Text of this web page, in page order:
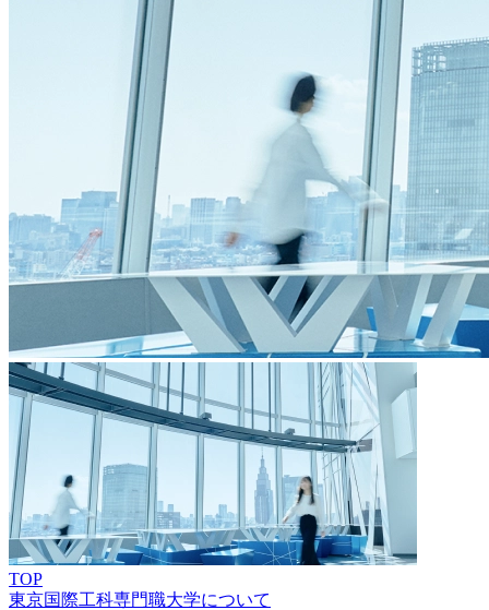
TOP
東京国際工科専門職大学について